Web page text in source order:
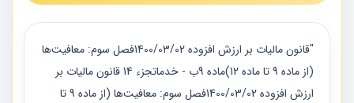
"قانون مالیات بر ارزش افزوده 1400/03/02فصل سوم: معافیت‌ها
(از ماده 9 تا ماده 12)ماده 9ب - خدماتجزء 14 قانون مالیات بر
ارزش افزوده 1400/03/02فصل سوم: معافیت‌ها (از ماده 9 تا